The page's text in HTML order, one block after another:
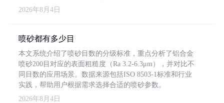
2026年8月4日
喷砂都有多少目
本文系统介绍了喷砂目数的分级标准，重点分析了铝合金
喷砂200目对应的表面粗糙度（Ra 3.2-6.3μm），并对比不
同目数的应用场景。数据来源包括ISO 8503-1标准和行业
实践，帮助用户根据需求选择合适的喷砂参数。
2026年8月4日